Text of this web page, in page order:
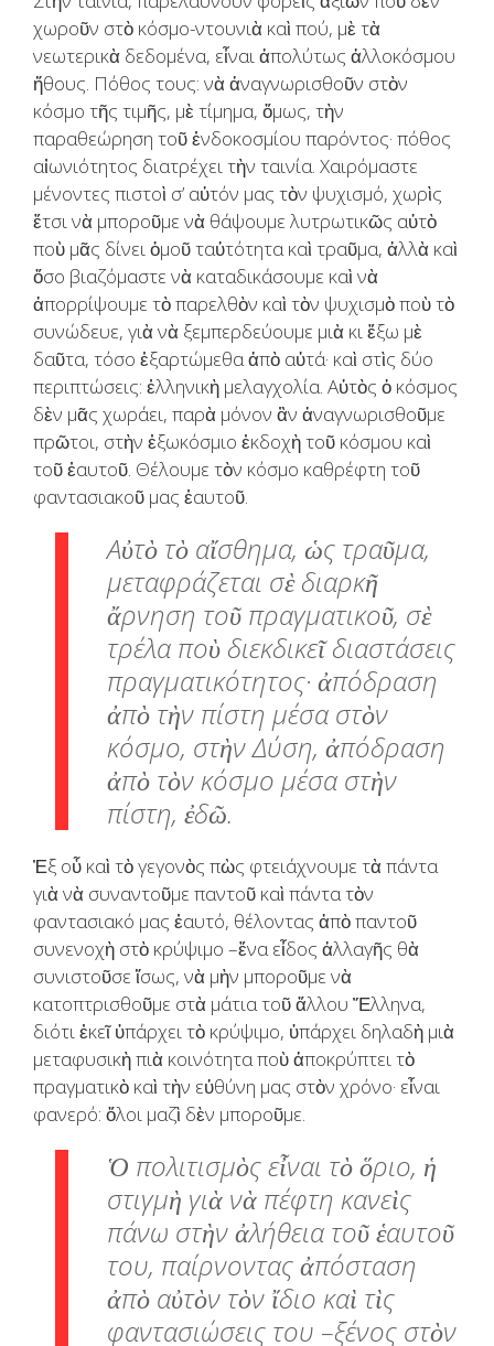
χωροῦν στὸ κόσμο-ντουνιὰ καὶ πού, μὲ τὰ
νεωτερικὰ δεδομένα, εἶναι ἀπολύτως ἀλλοκόσμου
ἤθους. Πόθος τους: νὰ ἀναγνωρισθοῦν στὸν
κόσμο τῆς τιμῆς, μὲ τίμημα, ὅμως, τὴν
παραθεώρηση τοῦ ἐνδοκοσμίου παρόντος· πόθος
αἰωνιότητος διατρέχει τὴν ταινία. Χαιρόμαστε
μένοντες πιστοὶ σ’ αὐτόν μας τὸν ψυχισμό, χωρὶς
ἔτσι νὰ μποροῦμε νὰ θάψουμε λυτρωτικῶς αὐτὸ
ποὺ μᾶς δίνει ὁμοῦ ταὐτότητα καὶ τραῦμα, ἀλλὰ καὶ
ὅσο βιαζόμαστε νὰ καταδικάσουμε καὶ νὰ
ἀπορρίψουμε τὸ παρελθὸν καὶ τὸν ψυχισμὸ ποὺ τὸ
συνώδευε, γιὰ νὰ ξεμπερδεύουμε μιὰ κι ἔξω μὲ
δαῦτα, τόσο ἐξαρτώμεθα ἀπὸ αὐτά· καὶ στὶς δύο
περιπτώσεις: ἑλληνικὴ μελαγχολία. Αὐτὸς ὁ κόσμος
δὲν μᾶς χωράει, παρὰ μόνον ἂν ἀναγνωρισθοῦμε
πρῶτοι, στὴν ἐξωκόσμιο ἐκδοχὴ τοῦ κόσμου καὶ
τοῦ ἑαυτοῦ. Θέλουμε τὸν κόσμο καθρέφτη τοῦ
φαντασιακοῦ μας ἑαυτοῦ.
Αὐτὸ τὸ αἴσθημα, ὡς τραῦμα,
μεταφράζεται σὲ διαρκῆ
ἄρνηση τοῦ πραγματικοῦ, σὲ
τρέλα ποὺ διεκδικεῖ διαστάσεις
πραγματικότητος· ἀπόδραση
ἀπὸ τὴν πίστη μέσα στὸν
κόσμο, στὴν Δύση, ἀπόδραση
ἀπὸ τὸν κόσμο μέσα στὴν
πίστη, ἐδῶ.
Ἐξ οὗ καὶ τὸ γεγονὸς πὼς φτειάχνουμε τὰ πάντα
γιὰ νὰ συναντοῦμε παντοῦ καὶ πάντα τὸν
φαντασιακό μας ἑαυτό, θέλοντας ἀπὸ παντοῦ
συνενοχὴ στὸ κρύψιμο –ἕνα εἶδος ἀλλαγῆς θὰ
συνιστοῦσε ἴσως, νὰ μὴν μποροῦμε νὰ
κατοπτρισθοῦμε στὰ μάτια τοῦ ἄλλου Ἕλληνα,
διότι ἐκεῖ ὑπάρχει τὸ κρύψιμο, ὑπάρχει δηλαδὴ μιὰ
μεταφυσικὴ πιὰ κοινότητα ποὺ ἀποκρύπτει τὸ
πραγματικὸ καὶ τὴν εὐθύνη μας στὸν χρόνο· εἶναι
φανερό: ὅλοι μαζὶ δὲν μποροῦμε.
Ὁ πολιτισμὸς εἶναι τὸ ὅριο, ἡ
στιγμὴ γιὰ νὰ πέφτη κανεὶς
πάνω στὴν ἀλήθεια τοῦ ἑαυτοῦ
του, παίρνοντας ἀπόσταση
ἀπὸ αὐτὸν τὸν ἴδιο καὶ τὶς
φαντασιώσεις του –ξένος στὸν